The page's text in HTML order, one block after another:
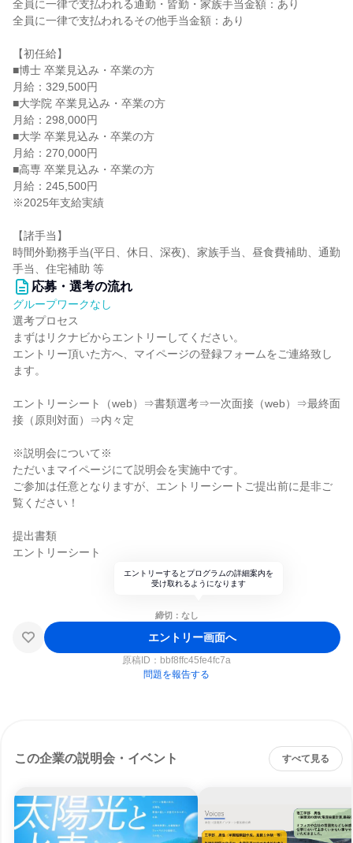
全員に一律で支払われる通勤・皆勤・家族手当金額：あり
全員に一律で支払われるその他手当金額：あり
【初任給】
■博士 卒業見込み・卒業の方
月給：329,500円
■大学院 卒業見込み・卒業の方
月給：298,000円
■大学 卒業見込み・卒業の方
月給：270,000円
■高専 卒業見込み・卒業の方
月給：245,500円
※2025年支給実績
【諸手当】
時間外勤務手当(平日、休日、深夜)、家族手当、昼食費補助、通勤
手当、住宅補助 等
応募・選考の流れ
グループワークなし
選考プロセス
まずはリクナビからエントリーしてください。
エントリー頂いた方へ、マイページの登録フォームをご連絡致し
ます。
エントリーシート（web）⇒書類選考⇒一次面接（web）⇒最終面
接（原則対面）⇒内々定
※説明会について※
ただいまマイページにて説明会を実施中です。
ご参加は任意となりますが、エントリーシートご提出前に是非ご
覧ください！
提出書類
エントリーシート
エントリーするとプログラムの詳細案内を
受け取れるようになります
締切：なし
エントリー画面へ
原稿ID： bbf8ffc45fe4fc7a
問題を報告する
この企業の説明会・イベント すべて見る